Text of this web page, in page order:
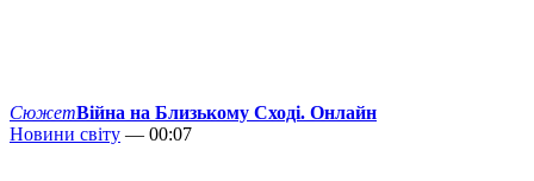
СюжетВійна на Близькому Сході. Онлайн
Новини світу — 00:07